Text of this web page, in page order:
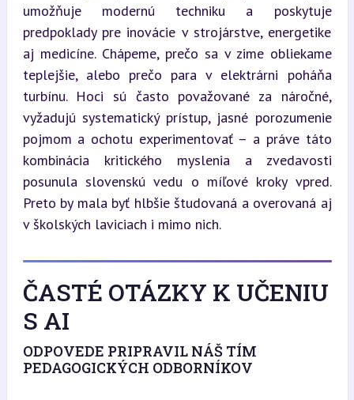
umožňuje modernú techniku a poskytuje
predpoklady pre inovácie v strojárstve, energetike
aj medicíne. Chápeme, prečo sa v zime obliekame
teplejšie, alebo prečo para v elektrárni poháňa
turbínu. Hoci sú často považované za náročné,
vyžadujú systematický prístup, jasné porozumenie
pojmom a ochotu experimentovať – a práve táto
kombinácia kritického myslenia a zvedavosti
posunula slovenskú vedu o míľové kroky vpred.
Preto by mala byť hlbšie študovaná a overovaná aj
v školských laviciach i mimo nich.
ČASTÉ OTÁZKY K UČENIU
S AI
ODPOVEDE PRIPRAVIL NÁŠ TÍM
PEDAGOGICKÝCH ODBORNÍKOV